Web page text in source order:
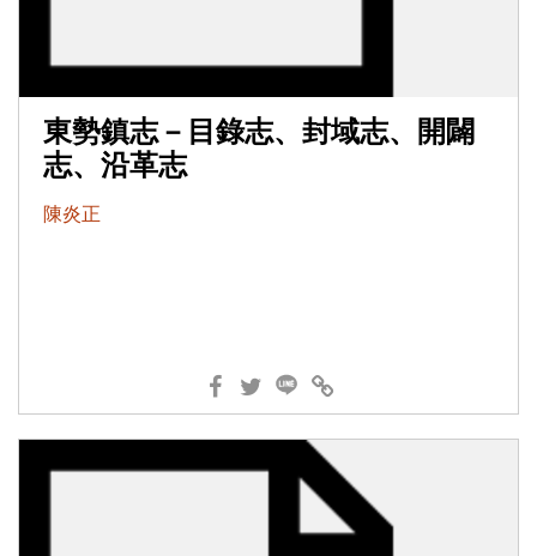
東勢鎮志－目錄志、封域志、開闢
志、沿革志
陳炎正